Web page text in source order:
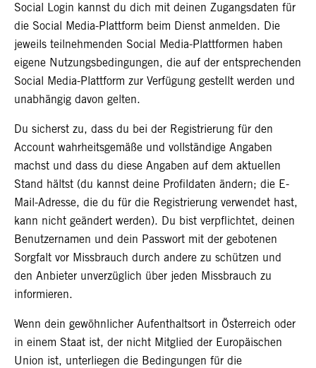
Social Login kannst du dich mit deinen Zugangsdaten für
die Social Media-Plattform beim Dienst anmelden. Die
jeweils teilnehmenden Social Media-Plattformen haben
eigene Nutzungsbedingungen, die auf der entsprechenden
Social Media-Plattform zur Verfügung gestellt werden und
unabhängig davon gelten.
Du sicherst zu, dass du bei der Registrierung für den
Account wahrheitsgemäße und vollständige Angaben
machst und dass du diese Angaben auf dem aktuellen
Stand hältst (du kannst deine Profildaten ändern; die E-
Mail-Adresse, die du für die Registrierung verwendet hast,
kann nicht geändert werden). Du bist verpflichtet, deinen
Benutzernamen und dein Passwort mit der gebotenen
Sorgfalt vor Missbrauch durch andere zu schützen und
den Anbieter unverzüglich über jeden Missbrauch zu
informieren.
Wenn dein gewöhnlicher Aufenthaltsort in Österreich oder
in einem Staat ist, der nicht Mitglied der Europäischen
Union ist, unterliegen die Bedingungen für die